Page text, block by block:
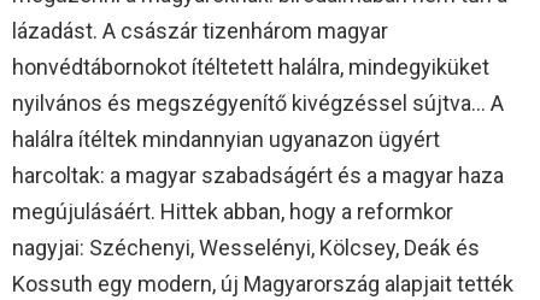
lázadást. A császár tizenhárom magyar
honvédtábornokot ítéltetett halálra, mindegyiküket
nyilvános és megszégyenítő kivégzéssel sújtva… A
halálra ítéltek mindannyian ugyanazon ügyért
harcoltak: a magyar szabadságért és a magyar haza
megújulásáért. Hittek abban, hogy a reformkor
nagyjai: Széchenyi, Wesselényi, Kölcsey, Deák és
Kossuth egy modern, új Magyarország alapjait tették